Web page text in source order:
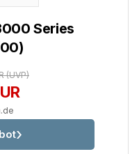
Series
(UVP)